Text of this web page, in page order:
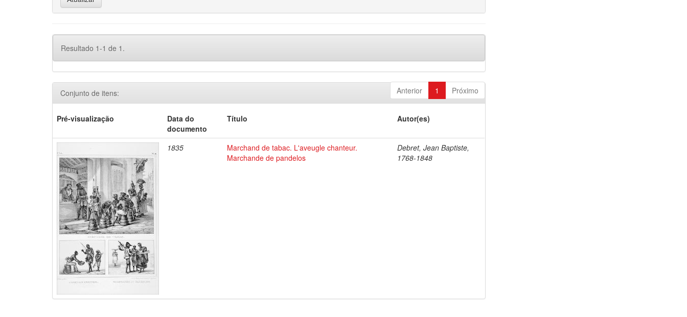
Resultado 1-1 de 1.
Anterior 1 Próximo
Conjunto de itens:
Pré-visualização
Data do
documento
Título Autor(es)
1835
Marchand de tabac. L'aveugle chanteur.
Marchande de pandelos
Debret, Jean Baptiste,
1768-1848